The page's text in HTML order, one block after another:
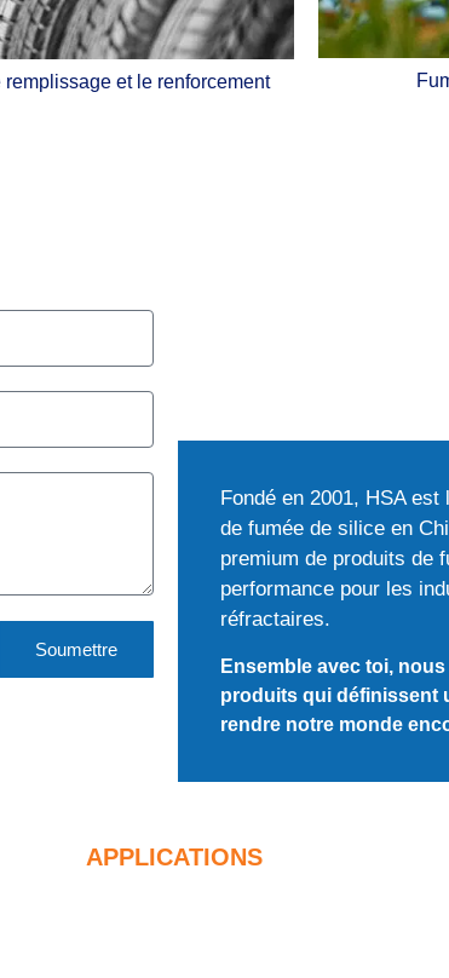
et le renforcement
Soumettre
Fondé en 2001, HSA
de fumée de silice en
premium de produits de
performance pour les
réfractaires.
Ensemble avec toi,
produits qui définissent
rendre notre monde
APPLICATIONS